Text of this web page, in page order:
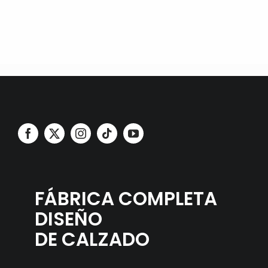
FÁBRICA COMPLETA
DISEÑO
DE CALZADO